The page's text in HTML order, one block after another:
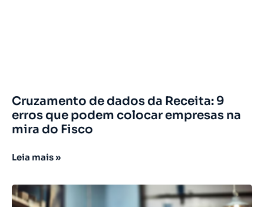
Cruzamento de dados da Receita: 9
erros que podem colocar empresas na
mira do Fisco
Leia mais »